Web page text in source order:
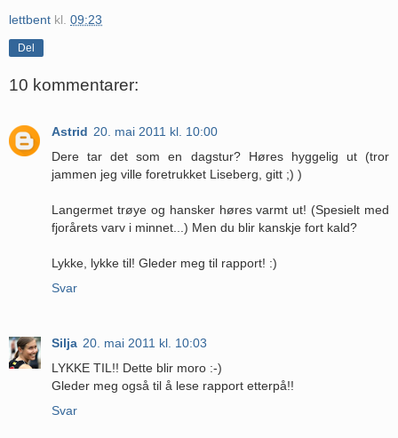
lettbent kl. 09:23
Del
10 kommentarer:
Astrid 20. mai 2011 kl. 10:00
Dere tar det som en dagstur? Høres hyggelig ut (tror
jammen jeg ville foretrukket Liseberg, gitt ;) )
Langermet trøye og hansker høres varmt ut! (Spesielt med
fjorårets varv i minnet...) Men du blir kanskje fort kald?
Lykke, lykke til! Gleder meg til rapport! :)
Svar
Silja 20. mai 2011 kl. 10:03
LYKKE TIL!! Dette blir moro :-)
Gleder meg også til å lese rapport etterpå!!
Svar